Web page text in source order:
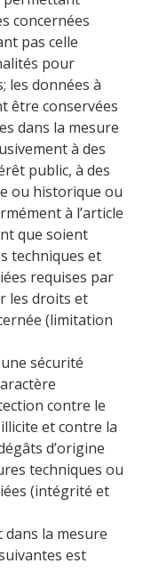
concernées
pas celle
pour
les données à
être conservées
dans la mesure
à des
public, à des
ou historique ou
à l’article
que soient
techniques et
requises par
les droits et
(limitation
sécurité
contre le
et contre la
d’origine
techniques ou
(intégrité et
dans la mesure
est